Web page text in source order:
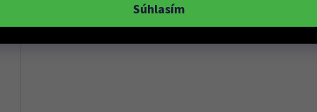
Súhlasím